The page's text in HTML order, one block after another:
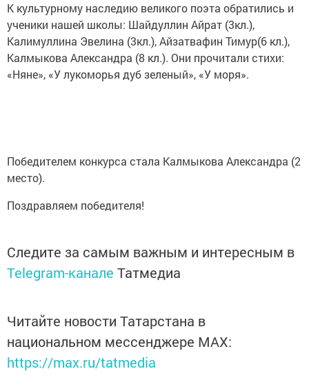
К культурному наследию великого поэта обратились и
ученики нашей школы: Шайдуллин Айрат (3кл.),
Калимуллина Эвелина (3кл.), Айзатвафин Тимур(6 кл.),
Калмыкова Александра (8 кл.). Они прочитали стихи:
«Няне», «У лукоморья дуб зеленый», «У моря».
Победителем конкурса стала Калмыкова Александра (2
место).
Поздравляем победителя!
Следите за самым важным и интересным в
Telegram-канале Татмедиа
Читайте новости Татарстана в
национальном мессенджере MАХ:
https://max.ru/tatmedia